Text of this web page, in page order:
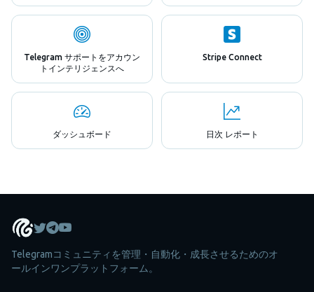
Telegram サポートをアカウン
トインテリジェンスへ
Stripe Connect
ダッシュボード 日次 レポート
Telegramコミュニティを管理・自動化・成長させるためのオ
ールインワンプラットフォーム。